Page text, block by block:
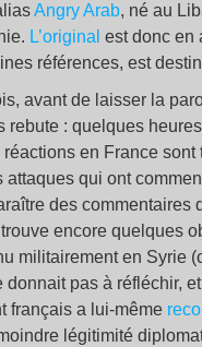
Angry Arab, né au
L’original est donc en
références, est
avant de laisser la
rebute : quelques
en France
attaques qui ont
des commentaires
encore quelques
militairement en Syrie
pas à réfléchir,
français a lui-même
légitimité